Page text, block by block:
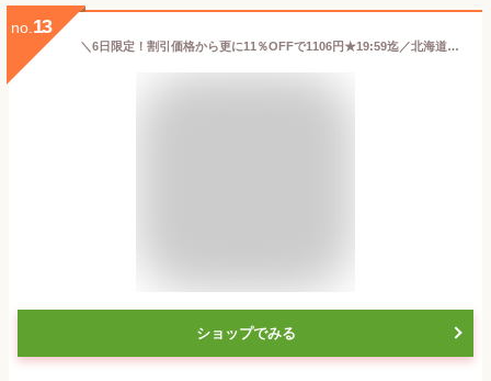
no. 13
＼6日限定！割引価格から更に11％OFFで1106円★19:59迄／北海道産チェダーチーズ 焼たらチーズ150g チータラ チーズ鱈 焼きたら チーズ おつまみ おやつ 酒のつまみ 鱈チー チェダー
ショップでみる